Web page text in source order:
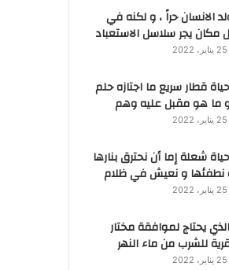
الانسان حراً ، و لكنه في
مكان يجر سلاسل الاستعباد
25 يناير، 2022
قطار سريع ما اجتازه حلم
ما هو مقبل عليه وهم
25 يناير، 2022
شعلة إما أن نحترق بنارها
نطفئها و نعيش في ظلام
25 يناير، 2022
يحتاج لموافقة مختار
للشرب من ماء النهر
25 يناير، 2022